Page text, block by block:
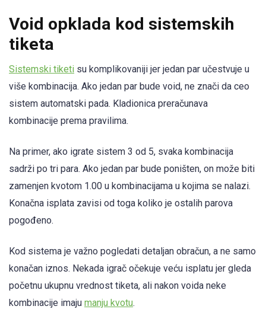
Void opklada kod sistemskih
tiketa
Sistemski tiketi su komplikovaniji jer jedan par učestvuje u
više kombinacija. Ako jedan par bude void, ne znači da ceo
sistem automatski pada. Kladionica preračunava
kombinacije prema pravilima.
Na primer, ako igrate sistem 3 od 5, svaka kombinacija
sadrži po tri para. Ako jedan par bude poništen, on može biti
zamenjen kvotom 1.00 u kombinacijama u kojima se nalazi.
Konačna isplata zavisi od toga koliko je ostalih parova
pogođeno.
Kod sistema je važno pogledati detaljan obračun, a ne samo
konačan iznos. Nekada igrač očekuje veću isplatu jer gleda
početnu ukupnu vrednost tiketa, ali nakon voida neke
kombinacije imaju manju kvotu.